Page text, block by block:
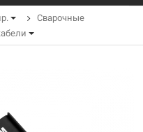
Сварочные